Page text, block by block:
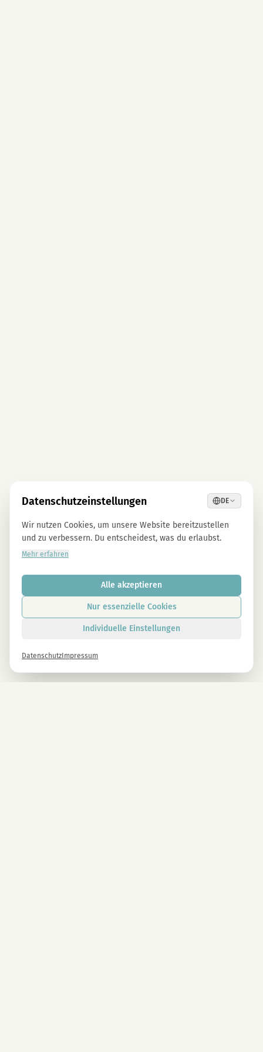
Datenschutzeinstellungen DE
Wir nutzen Cookies, um unsere Website bereitzustellen
und zu verbessern. Du entscheidest, was du erlaubst.
Mehr erfahren
Alle akzeptieren
Nur essenzielle Cookies
Individuelle Einstellungen
Datenschutz Impressum